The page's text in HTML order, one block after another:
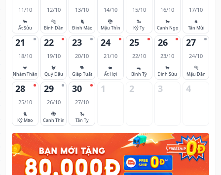
11/10
🐂
Ất Sửu
12/10
🐅
Bính Dần
13/10
🐈
Đinh Mão
14/10
🐉
Mậu Thìn
15/10
🐍
Kỷ Tỵ
16/10
🐎
Canh Ngọ
17/10
🐐
Tân Mùi
21
18/10
🐒
Nhâm Thân
22
19/10
🐓
Quý Dậu
23
20/10
🐕
Giáp Tuất
24
21/10
🐖
Ất Hợi
25
22/10
🐀
Bính Tý
26
23/10
🐂
Đinh Sửu
27
24/10
🐅
Mậu Dần
28
25/10
🐈
Kỷ Mão
29
26/10
🐉
Canh Thìn
30
27/10
🐍
Tân Tỵ
1 2 3 4